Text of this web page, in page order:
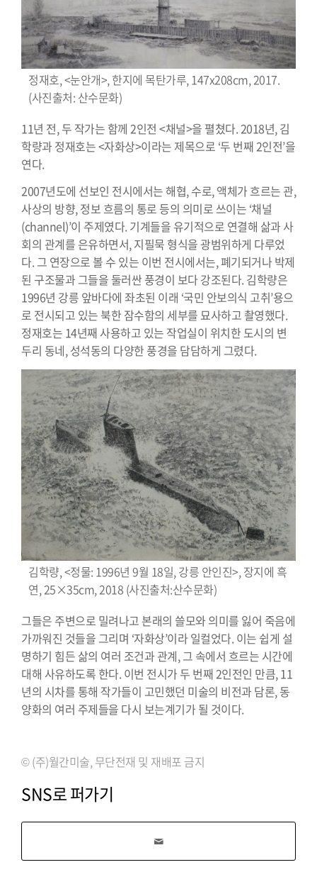
정재호, <눈안개>, 한지에 목탄가루, 147x208cm, 2017.
(사진출처: 산수문화)
11년 전, 두 작가는 함께 2인전 <채널>을 펼쳤다. 2018년, 김
학량과 정재호는 <자화상>이라는 제목으로 ‘두 번째 2인전’을
연다.
2007년도에 선보인 전시에서는 해협, 수로, 액체가 흐르는 관,
사상의 방향, 정보 흐름의 통로 등의 의미로 쓰이는 ‘채널
(channel)’이 주제였다. 기계들을 유기적으로 연결해 삶과 사
회의 관계를 은유하면서, 지필묵 형식을 광범위하게 다루었
다. 그 연장으로 볼 수 있는 이번 전시에서는, 폐기되거나 박제
된 구조물과 그들을 둘러싼 풍경이 보다 강조된다. 김학량은
1996년 강릉 앞바다에 좌초된 이래 ‘국민 안보의식 고취’용으
로 전시되고 있는 북한 잠수함의 세부를 묘사하고 촬영했다.
정재호는 14년째 사용하고 있는 작업실이 위치한 도시의 변
두리 동네, 성석동의 다양한 풍경을 담담하게 그렸다.
김학량, <정물: 1996년 9월 18일, 강릉 안인진>, 장지에 흑
연, 25×35cm, 2018 (사진출처:산수문화)
그들은 주변으로 밀려나고 본래의 쓸모와 의미를 잃어 죽음에
가까워진 것들을 그리며 ‘자화상’이라 일컬었다. 이는 쉽게 설
명하기 힘든 삶의 여러 조건과 관계, 그 속에서 흐르는 시간에
대해 사유하도록 한다. 이번 전시가 두 번째 2인전인 만큼, 11
년의 시차를 통해 작가들이 고민했던 미술의 비전과 담론, 동
양화의 여러 주제들을 다시 보는계기가 될 것이다.
© (주)월간미술, 무단전재 및 재배포 금지
SNS로 퍼가기